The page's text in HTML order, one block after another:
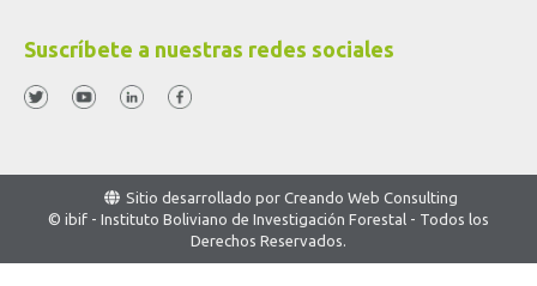
Suscríbete a nuestras redes sociales
Sitio desarrollado por Creando Web Consulting
© ibif - Instituto Boliviano de Investigación Forestal - Todos los
Derechos Reservados.